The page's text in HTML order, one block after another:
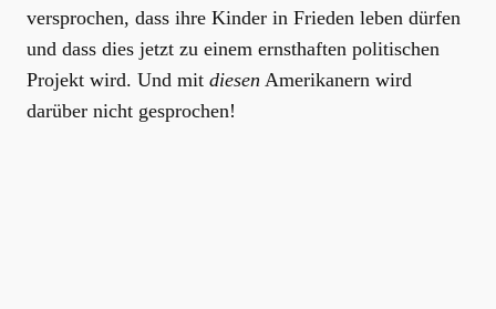
versprochen, dass ihre Kinder in Frieden leben dürfen
und dass dies jetzt zu einem ernsthaften politischen
Projekt wird. Und mit diesen Amerikanern wird
darüber nicht gesprochen!